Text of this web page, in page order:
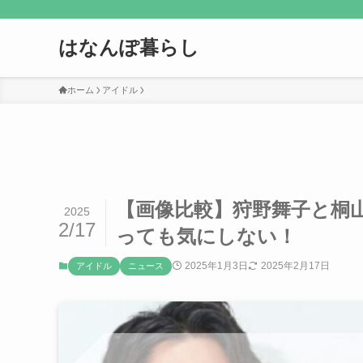
はなんぽ暮らし
ホーム アイドル
【画像比較】狩野舞子と
っても気にしない！
2025
2/17
アイドル ニュース 2025年1月3日 2025年2月17日